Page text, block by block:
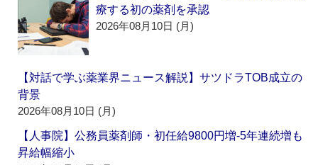
療する初の薬剤を承認
2026年08月10日 (月)
【対話で学ぶ薬業界ニュース解説】サツドラTOB成立の
背景
2026年08月10日 (月)
【人事院】公務員薬剤師・初任給9800円増‐5年連続増も
昇給幅縮小